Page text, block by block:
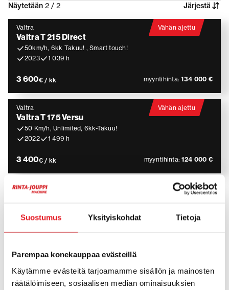
Suostumus Yksityiskohdat Tietoja
Parempaa konekauppaa evästeillä
Käytämme evästeitä tarjoamamme sisällön ja mainosten
räätälöimiseen, sosiaalisen median ominaisuuksien
Näytetään 2 / 2 Järjestä
Valtra
Valtra T 215 Direct
50km/h, 6kk Takuu! , Smart touch!
2023
1 039 h
3 600€ / kk myyntihinta:134 000 €
Vähän ajettu
Valtra
Valtra T 175 Versu
50 Km/h, Unlimited, 6kk-Takuu!
2022
1 499 h
3 400€ / kk myyntihinta:124 000 €
Vähän ajettu
monipuolinen ratkaisu yrittäjille
kuten maatalouteen, urakointiin, kiinteistönhoitoon ja
kunnossapitoon. Niitä käytetään muun muassa
siirtotöihin, auraukseen, hiekoitukseen, niittoon ja